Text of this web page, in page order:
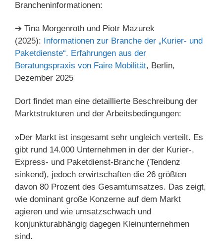
Brancheninformationen:
➔ Tina Morgenroth und Piotr Mazurek
(2025):
Informationen zur Branche der­ „Kurier- und
Paketdienste“. Erfahrungen aus der
Beratungspraxis von Faire Mobilität, Berlin,
Dezember 2025
Dort findet man eine detaillierte Beschreibung der
Marktstrukturen und der Arbeitsbedingungen:
»Der Markt ist insgesamt sehr ungleich verteilt. Es
gibt rund 14.000 Unternehmen in der der Kurier-,
Express- und Paketdienst-Branche (Tendenz
sinkend), jedoch erwirtschaften die 26 größten
davon 80 Prozent des Gesamtumsatzes. Das zeigt,
wie dominant große Konzerne auf dem Markt
agieren und wie umsatzschwach und
konjunkturabhängig dagegen Kleinunternehmen
sind.